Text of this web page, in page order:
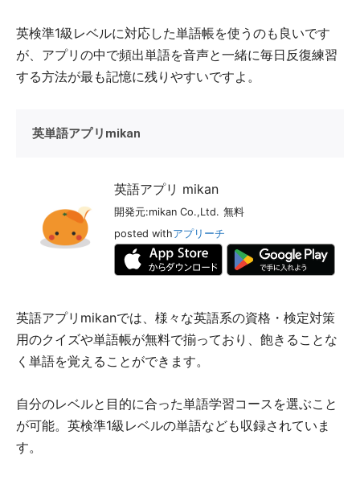
英検準1級レベルに対応した単語帳を使うのも良いです
が、アプリの中で頻出単語を音声と一緒に毎日反復練習
する方法が最も記憶に残りやすいですよ。
英単語アプリmikan
英語アプリ mikan
開発元:mikan Co.,Ltd. 無料
posted withアプリーチ
英語アプリmikanでは、様々な英語系の資格・検定対策
用のクイズや単語帳が無料で揃っており、飽きることな
く単語を覚えることができます。
自分のレベルと目的に合った単語学習コースを選ぶこと
が可能。英検準1級レベルの単語なども収録されていま
す。